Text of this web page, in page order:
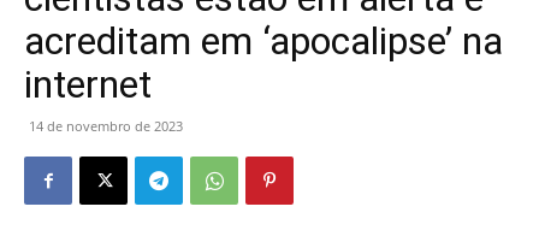
acreditam em ‘apocalipse’ na
internet
14 de novembro de 2023